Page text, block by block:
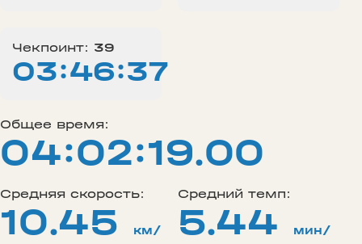
Чекпоинт: 39
03:46:37
Общее время:
04:02:19.00
Средняя скорость:
10.45 км/
Средний темп:
5.44 мин/